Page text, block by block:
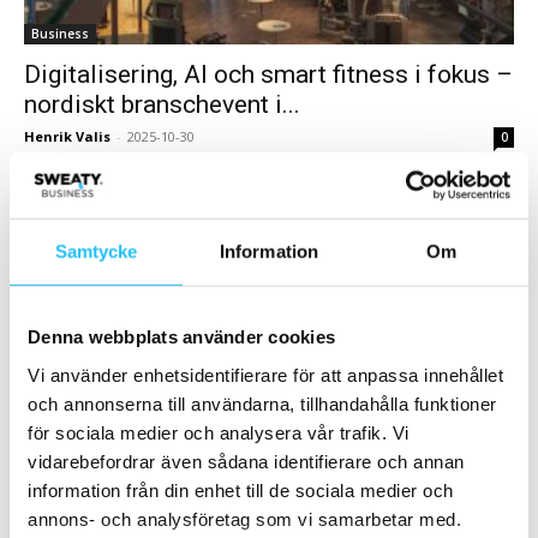
Samtycke Information Om
Denna webbplats använder cookies
Vi använder enhetsidentifierare för att anpassa innehållet
och annonserna till användarna, tillhandahålla funktioner
för sociala medier och analysera vår trafik. Vi
vidarebefordrar även sådana identifierare och annan
information från din enhet till de sociala medier och
annons- och analysföretag som vi samarbetar med.
Business
Digitalisering, AI och smart fitness i fokus –
nordiskt branschevent i...
Henrik Valis - 2025-10-30 0
Den 20 november samlar Concept branschaktörer från hela
Norden till en dag där digitalisering, AI och smarta
träningslösningar står i fokus. Bland höjdpunkterna finns...